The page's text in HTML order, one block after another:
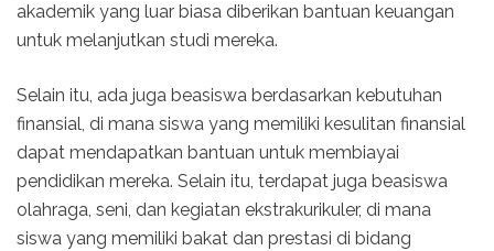
akademik yang luar biasa diberikan bantuan keuangan
untuk melanjutkan studi mereka.
Selain itu, ada juga beasiswa berdasarkan kebutuhan
finansial, di mana siswa yang memiliki kesulitan finansial
dapat mendapatkan bantuan untuk membiayai
pendidikan mereka. Selain itu, terdapat juga beasiswa
olahraga, seni, dan kegiatan ekstrakurikuler, di mana
siswa yang memiliki bakat dan prestasi di bidang